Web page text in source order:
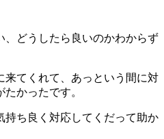
、どうしたら良いのかわからず
来てくれて、あっという間に対
かったです。
持ち良く対応してくだって助か